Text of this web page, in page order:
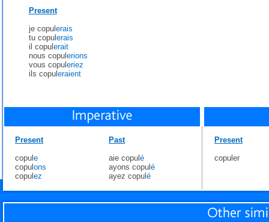
Present
je copul erais
tu copul erais
il copul erait
nous copul erions
vous copul eriez
ils copul eraient
Present
copul e
copul ons
copul ez
Past
aie copul é
ayons copul é
ayez copul é
Present
copuler